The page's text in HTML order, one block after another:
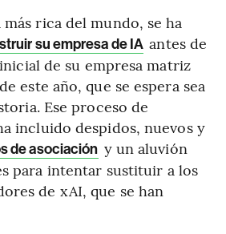
rica del mundo, se ha
su empresa de IA antes de
de su empresa matriz
este año, que se espera sea
Ese proceso de
incluido despidos, nuevos y
de asociación y un aluvión
para intentar sustituir a los
de xAI, que se han